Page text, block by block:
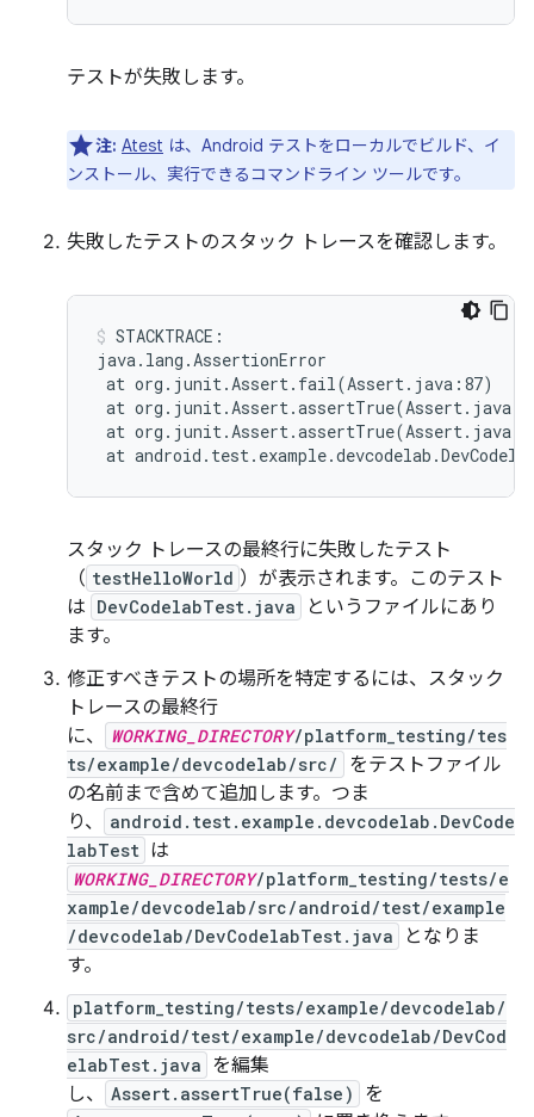
テストが失敗します。
注: Atest は、Android テストをローカルでビルド、イ
ンストール、実行できるコマンドライン ツールです。
失敗したテストのスタック トレースを確認します。
STACKTRACE:
at org.junit.Assert.fail(Assert.java:87)
at org.junit.Assert.assertTrue(
at org.junit.Assert.assertTrue(
at
スタック トレースの最終行に失敗したテスト
（ testHelloWorld ）が表示されます。このテスト
は DevCodelabTest.java
というファイルにあり
ます。
修正すべきテストの場所を特定するには、スタック
トレースの最終行
に、
WORKING_DIRECTORY/platform_testing/tes
ts/example/devcodelab/src/
をテストファイル
の名前まで含めて追加します。つま
り、
android.test.example.devcodelab.DevCode
labTest は
WORKING_DIRECTORY/platform_testing/tests/e
xample/devcodelab/src/android/test/example
/devcodelab/DevCodelabTest.java
となりま
す。
platform_testing/tests/example/devcodelab/
src/android/test/example/devcodelab/DevCod
elabTest.java を編集
し、
Assert.assertTrue(false) を